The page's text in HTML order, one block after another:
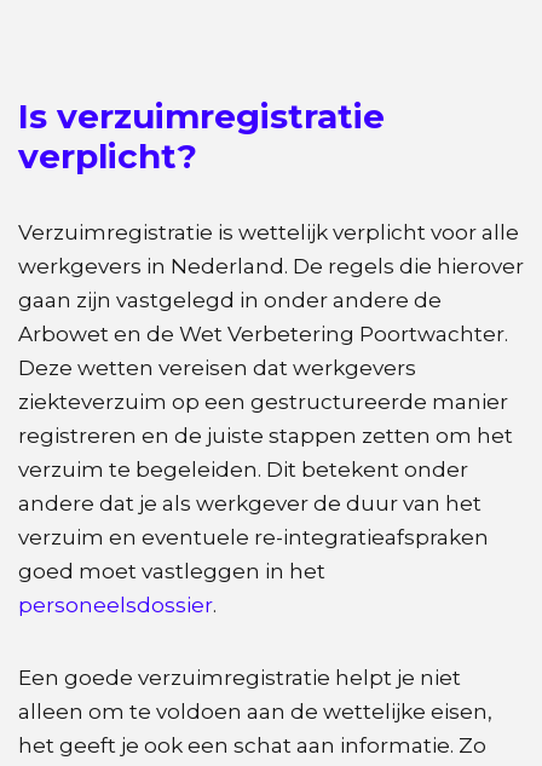
Is verzuimregistratie
verplicht?
Verzuimregistratie is wettelijk verplicht voor alle
werkgevers in Nederland. De regels die hierover
gaan zijn vastgelegd in onder andere de
Arbowet en de Wet Verbetering Poortwachter.
Deze wetten vereisen dat werkgevers
ziekteverzuim op een gestructureerde manier
registreren en de juiste stappen zetten om het
verzuim te begeleiden. Dit betekent onder
andere dat je als werkgever de duur van het
verzuim en eventuele re-integratieafspraken
goed moet vastleggen in het
personeelsdossier.
Een goede verzuimregistratie helpt je niet
alleen om te voldoen aan de wettelijke eisen,
het geeft je ook een schat aan informatie. Zo